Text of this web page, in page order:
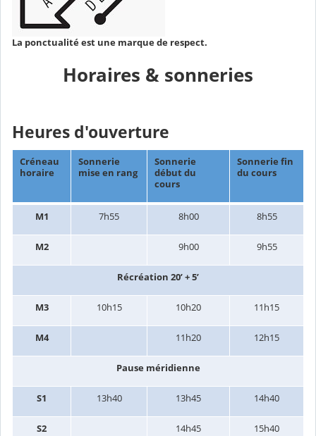
La ponctualité est une marque de respect.
Horaires & sonneries
Heures d'ouverture
Créneau
horaire
Sonnerie
mise en rang
Sonnerie
début du
cours
Sonnerie fin
du cours
M1 7h55 8h00 8h55
M2 9h00 9h55
Récréation 20’ + 5’
M3 10h15 10h20 11h15
M4 11h20 12h15
Pause méridienne
S1 13h40 13h45 14h40
S2 14h45 15h40